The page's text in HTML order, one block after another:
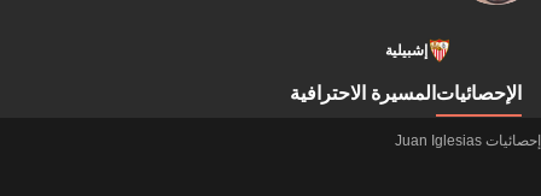
إشبيلية
الإحصائيات المسيرة الاحترافية
إحصائيات Juan Iglesias